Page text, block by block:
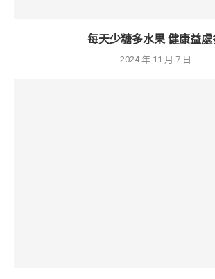
每天少糖多水果 健康益處
2024 年 11 月 7 日